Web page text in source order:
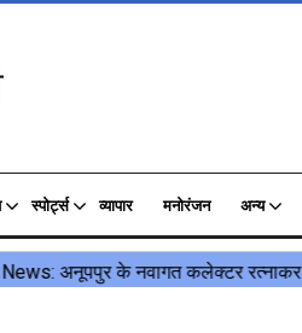
स्पोर्ट्स व्यापार मनोरंजन अन्य